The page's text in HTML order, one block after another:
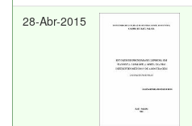
28-Abr-2015